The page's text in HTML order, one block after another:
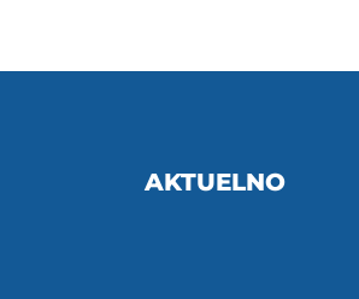
AKTUELNO